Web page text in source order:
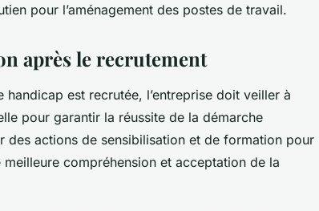
pour l’aménagement des postes de travail.
après le recrutement
est recrutée, l’entreprise doit veiller à
pour garantir la réussite de la démarche
des actions de sensibilisation et de formation pour
compréhension et acceptation de la